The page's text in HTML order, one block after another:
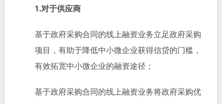
1.对于供应商
基于政府采购合同的线上融资业务立足政府采购
项目，有助于降低中小微企业获得信贷的门槛，
有效拓宽中小微企业的融资途径；
基于政府采购合同的线上融资业务将政府采购优